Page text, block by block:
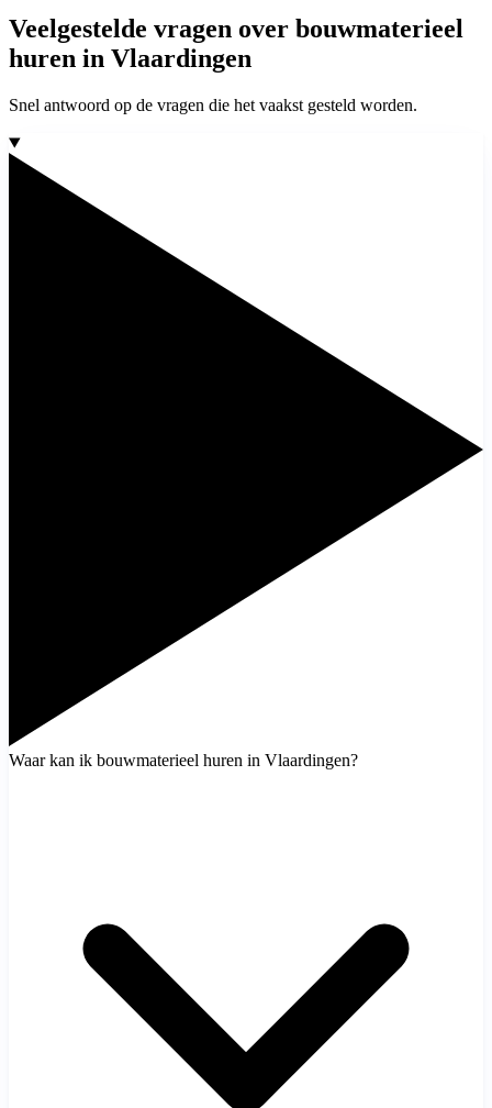
Veelgestelde vragen over bouwmaterieel
huren in Vlaardingen
Snel antwoord op de vragen die het vaakst gesteld worden.
Waar kan ik bouwmaterieel huren in Vlaardingen?